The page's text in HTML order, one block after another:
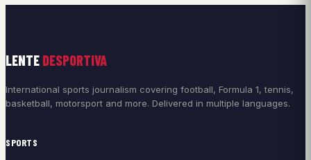
LENTE DESPORTIVA
International sports journalism covering football, Formula 1, tennis,
basketball, motorsport and more. Delivered in multiple languages.
SPORTS